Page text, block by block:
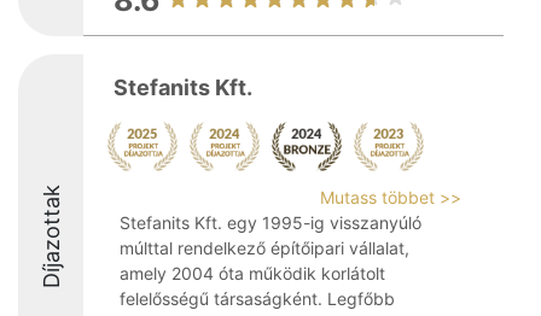
Díjazottak
Stefanits Kft.
Mutass többet >>
Stefanits Kft. egy 1995-ig visszanyúló
múlttal rendelkező építőipari vállalat,
amely 2004 óta működik korlátolt
felelősségű társaságként. Legfőbb